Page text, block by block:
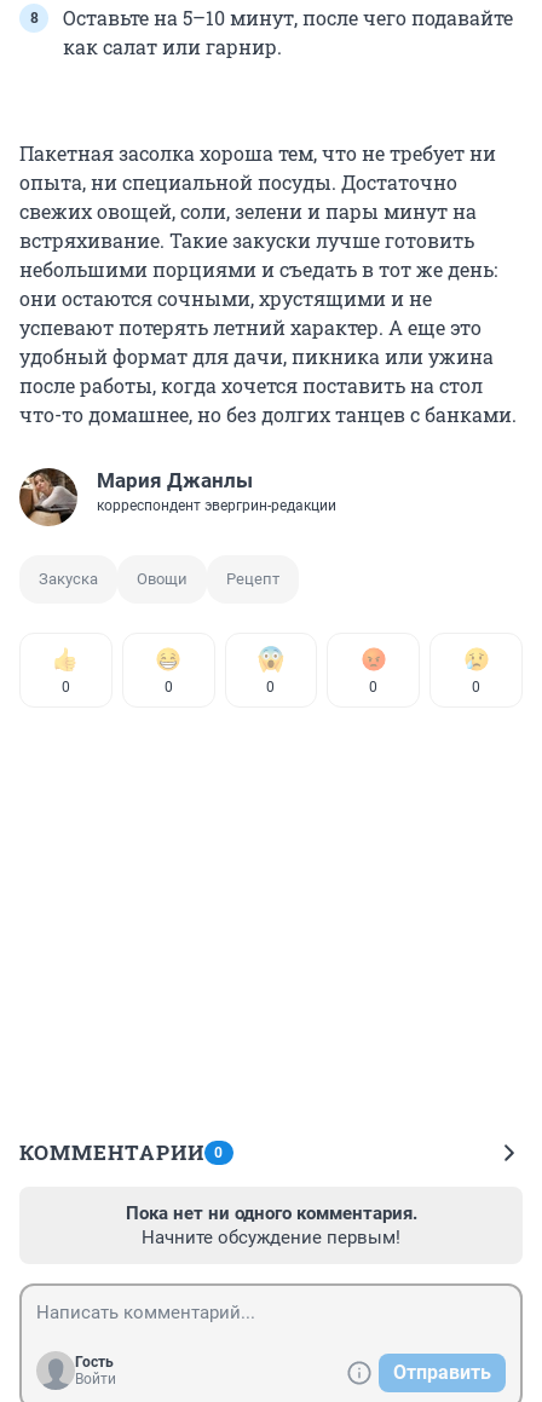
Оставьте на 5–10 минут, после чего подавайте
как салат или гарнир.
Пакетная засолка хороша тем, что не требует ни
опыта, ни специальной посуды. Достаточно
свежих овощей, соли, зелени и пары минут на
встряхивание. Такие закуски лучше готовить
небольшими порциями и съедать в тот же день:
они остаются сочными, хрустящими и не
успевают потерять летний характер. А еще это
удобный формат для дачи, пикника или ужина
после работы, когда хочется поставить на стол
что-то домашнее, но без долгих танцев с банками.
Мария Джанлы
корреспондент эвергрин-редакции
Закуска Овощи Рецепт
0 0 0 0 0
КОММЕНТАРИИ 0
Пока нет ни одного комментария.
Начните обсуждение первым!
Гость
Войти
Отправить